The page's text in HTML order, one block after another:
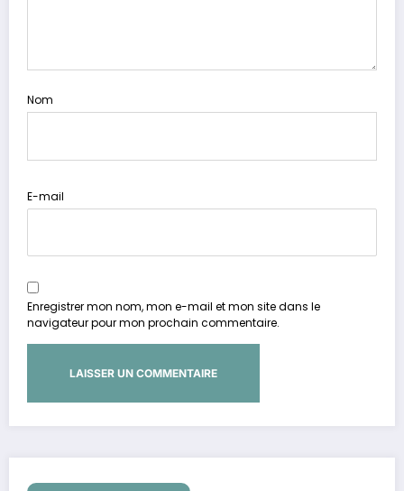
Nom
E-mail
Enregistrer mon nom, mon e-mail et mon site dans le
navigateur pour mon prochain commentaire.